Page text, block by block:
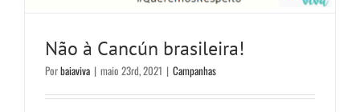
Não à Cancún brasileira!
Porbaiaviva | maio 23rd, 2021 | Campanhas